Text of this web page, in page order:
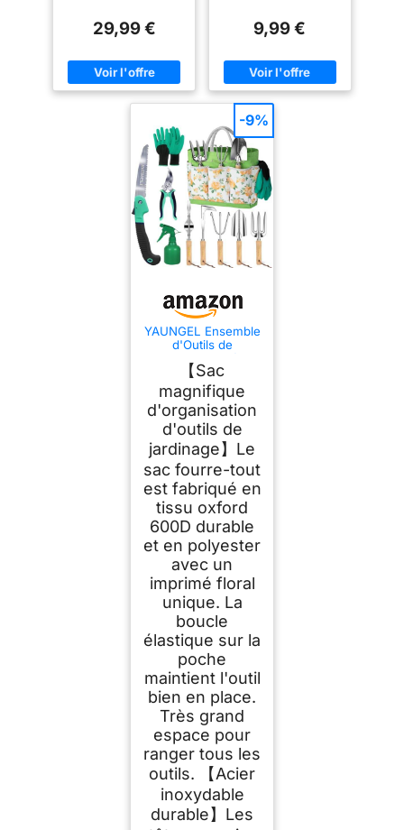
29,99 € 9,99 €
YAUNGEL Ensemble
d'Outils de
Outils de Jardinage
Robustes en Acier
Inoxydable avec
Manches en Bois
antidérapants-
Cadeaux pour Les
Femmes et Les
Hommes
【Sac
magnifique
d'organisation
d'outils de
jardinage】Le
sac fourre-tout
est fabriqué en
tissu oxford
600D durable
et en polyester
avec un
imprimé floral
unique. La
boucle
élastique sur la
poche
maintient l'outil
bien en place.
Très grand
espace pour
ranger tous les
outils. 【Acier
inoxydable
durable】Les
-9%